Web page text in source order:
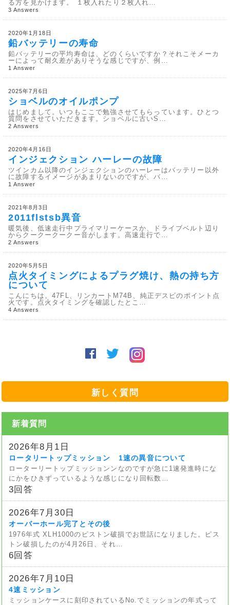
る方を見かけます。 １枚入れたり２枚入れ…
3 Answers
2020年1月18日
鉛バッテリーの寿命
鉛バッテリーの平均寿命は、どのくらいですか？それこそメーカ
ーによって耐久差がありそうな感じですが、例…
1 Answer
2025年7月6日
ショベルのオイルポンプ
はじめまして。いつもここで勉強させてもらっています。ひとつ
質問をさせていただきます。ショベルに古いS…
2 Answers
2020年4月16日
インジェクション ハーレーの故障
ツインカム以降のインジェクションのハーレーはバッテリー以外
に故障するイメージがあまりないのですが、バ…
1 Answer
2021年8月3日
2011flstsb異音
暖気後、低速走行中プライマリーケースか、ドライブベルト辺り
からクークークークー音がします。高速走行で…
2 Answers
2020年5月5日
点火タイミングによるプラグ焼け、熱の持ち方
について
こんにちは。47FL、リンカートM74B、純正デスビのポイント点
火です。点火タイミングを確認したとこ…
4 Answers
新しく質問
新着質問
2026年8月1日
ロータリートップミッション 1速の異音について
ローターリートップミッションンなのですが急に1速発進時にな
にかをひきずっているような感じになり回転数…
3回答
2026年7月30日
オーバーホール完了とその後
1976年式 XLH1000のピストン破損でお世話になりました。ピス
トン破損したのが4月26日、それ…
6回答
2026年7月10日
4速ミッション
ミッションケースに刻印されているNo.でミッションの年式って